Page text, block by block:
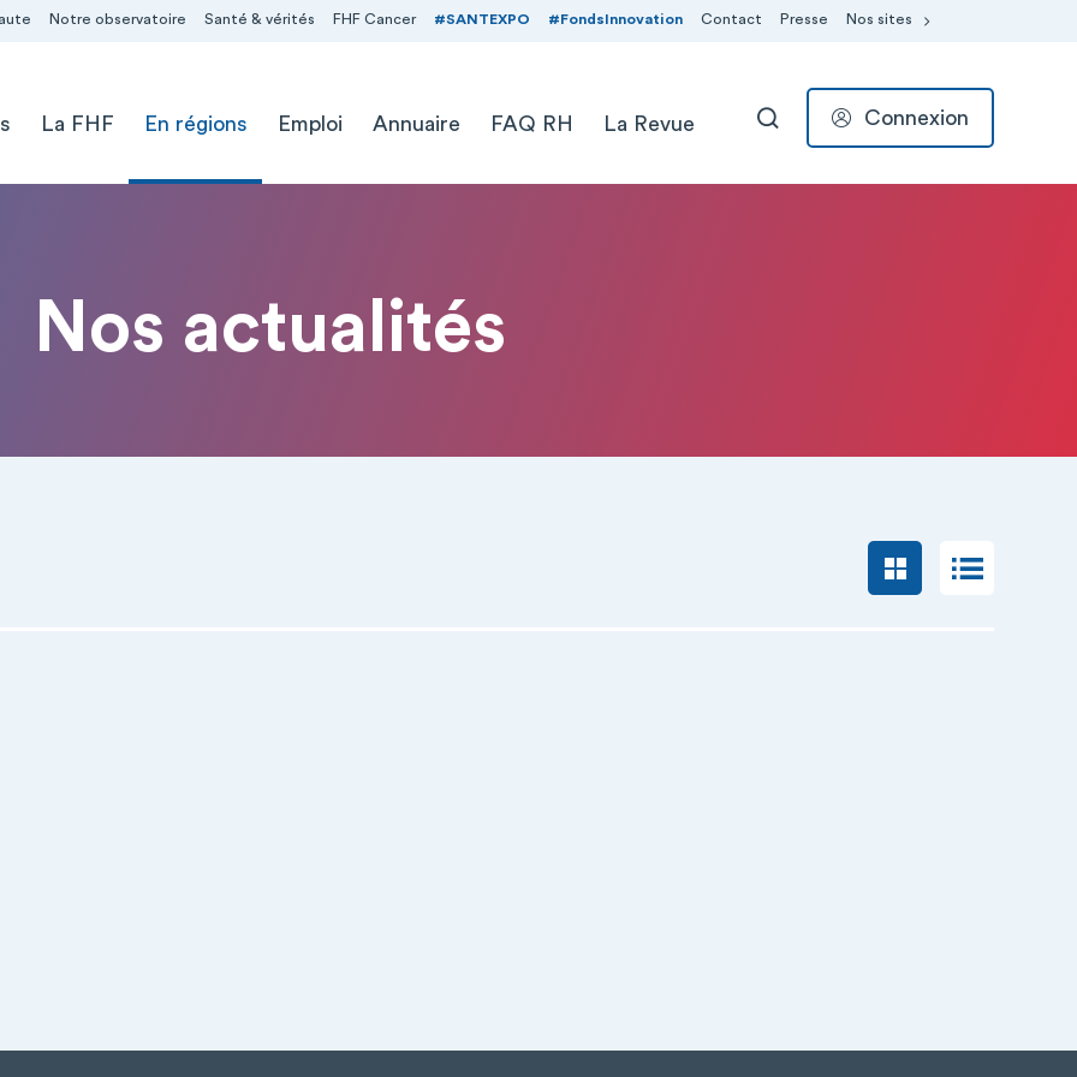
Notre observatoire Santé & vérités FHF Cancer #SANTEXPO #FondsInnovation Contact Presse Nos sites
La FHF En régions Emploi Annuaire FAQ RH La Revue RECHERCHER
Connexion
Nos actualités